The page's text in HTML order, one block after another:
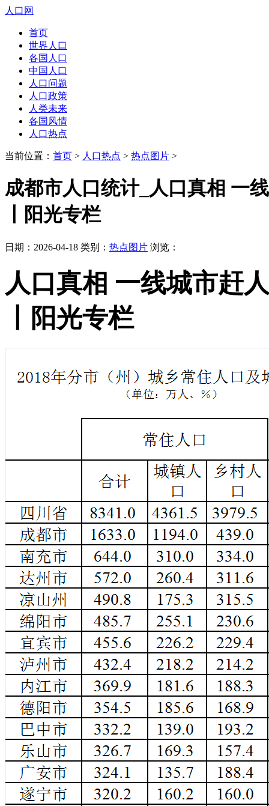
人口网
首页
世界人口
各国人口
中国人口
人口问题
人口政策
人类未来
各国风情
人口热点
当前位置： 首页 > 人口热点 > 热点图片 >
成都市人口统计_人口真相 一
丨阳光专栏
日期：2026-04-18 类别： 热点图片 浏览：
人口真相 一线城市赶
丨阳光专栏